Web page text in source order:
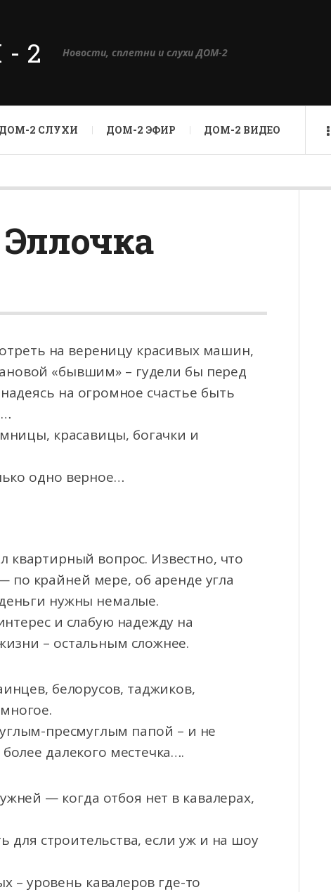
2 Новости, сплетни и слухи ДОМ-2
ДОМ-2 СЛУХИ ДОМ-2 ЭФИР ДОМ-2 ВИДЕО
на вереницу красивых машин,
«бывшим» – гудели бы перед
на огромное счастье быть
красавицы, богачки и
одно верное…
вопрос. Известно, что
по крайней мере, об аренде угла
нужны немалые.
и слабую надежду на
– остальным сложнее.
белорусов, таджиков,
пресмуглым папой – и не
далекого местечка….
— когда отбоя нет в кавалерах,
строительства, если уж и на шоу
– уровень кавалеров где-то